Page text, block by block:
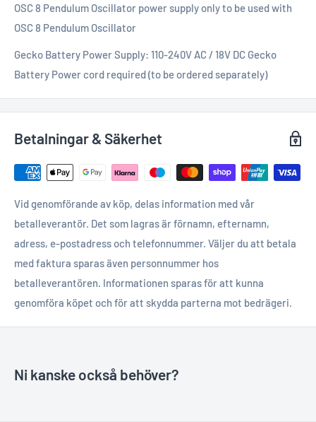
OSC 8 Pendulum Oscillator power supply only to be used with
OSC 8 Pendulum Oscillator
Gecko Battery Power Supply: 110-240V AC / 18V DC Gecko
Battery Power cord required (to be ordered separately)
Betalningar & Säkerhet
Vid genomförande av köp, delas information med vår
betalleverantör. Det som lagras är förnamn, efternamn,
adress, e-postadress och telefonnummer. Väljer du att betala
med faktura sparas även personnummer hos
betalleverantören. Informationen sparas för att kunna
genomföra köpet och för att skydda parterna mot bedrägeri.
Ni kanske också behöver?